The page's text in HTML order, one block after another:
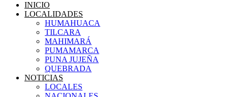
INICIO
LOCALIDADES
HUMAHUACA
TILCARA
MAHIMARÁ
PUMAMARCA
PUNA JUJEÑA
QUEBRADA
NOTICIAS
LOCALES